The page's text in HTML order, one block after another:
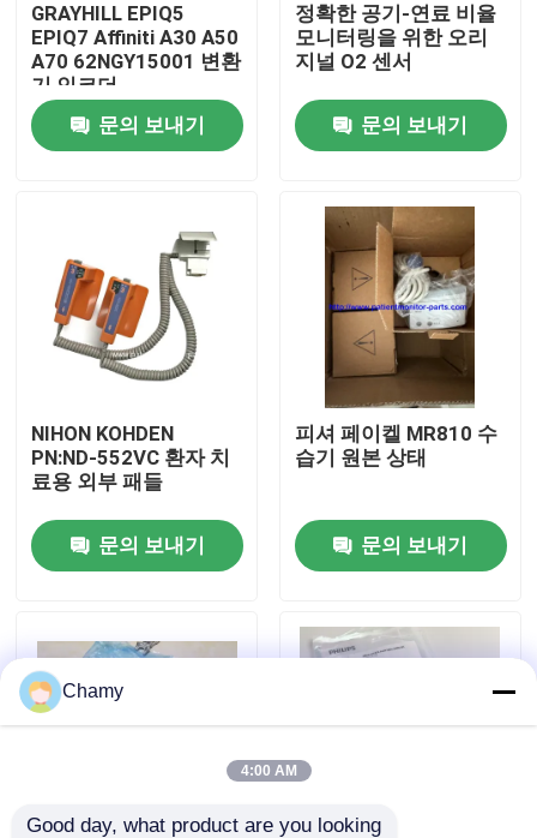
집
비디오
우리 에 관한 것
공장 투어
품질 관리
인용 을 요청 하십시오
환자 모니터 모듈
GRAYHILL EPIQ5
EPIQ7 Affiniti A30 A50
A70 62NGY15001 변환
기 인코더
문의 보내기
정확한 공기-연료 비율
모니터링을 위한 오리
지널 O2 센서
문의 보내기
NIHON KOHDEN
PN:ND-552VC 환자 치
료용 외부 패들
문의 보내기
피셔 페이켈 MR810 수
습기 원본 상태
문의 보내기
Chamy
4:00 AM
Good day, what product are you looking